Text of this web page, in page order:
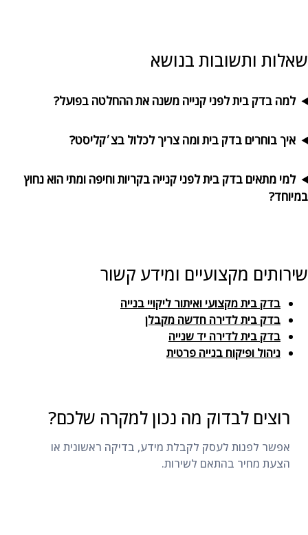
שאלות ותשובות בנושא
למה בדק בית לפני קנייה משנה את ההחלטה בפועל?
איך בוחרים בדק בית ומה צריך לכלול בצ׳קליסט?
למי מתאים בדק בית לפני קנייה בקריות וחיפה ומתי הוא נחוץ
במיוחד?
שירותים מקצועיים ומידע קשור
בדק בית מקצועי ואיתור ליקויי בנייה
בדק בית לדירה חדשה מקבלן
בדק בית לדירה יד שנייה
ניהול ופיקוח בנייה פרטית
רוצים לבדוק מה נכון למקרה שלכם?
אפשר לפנות לעסק לקבלת מידע, בדיקה ראשונית או
הצעת מחיר בהתאם לשירות.